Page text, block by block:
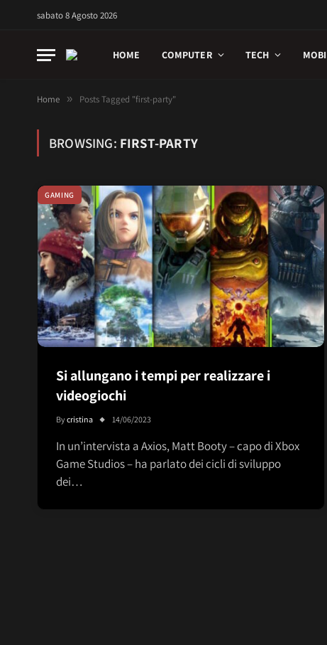
sabato 8 Agosto 2026
HOME COMPUTER TECH
Home » Posts Tagged "first-party"
BROWSING: FIRST-PARTY
GAMING
Si allungano i tempi per realizzare i
videogiochi
Bycristina 14/06/2023
In un’intervista a Axios, Matt Booty – capo di Xbox
Game Studios – ha parlato dei cicli di sviluppo
dei…